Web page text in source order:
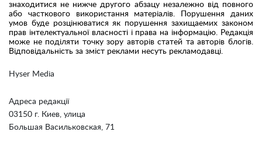
Hyser Media
Адреса редакції
03150 г. Киев, улица
Большая Васильковская, 71
знаходитися не нижче другого абзацу незалежно від повного
або часткового використання матеріалів. Порушення даних
умов буде розцінюватися як порушення захищаемих законом
прав інтелектуальної власності і права на інформацію. Редакція
може не поділяти точку зору авторів статей та авторів блогів.
Відповідальність за зміст реклами несуть рекламодавці.